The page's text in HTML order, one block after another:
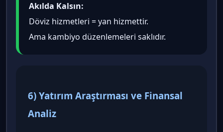
Akılda Kalsın:
Döviz hizmetleri = yan hizmettir.
Ama kambiyo düzenlemeleri saklıdır.
6) Yatırım Araştırması ve Finansal
Analiz